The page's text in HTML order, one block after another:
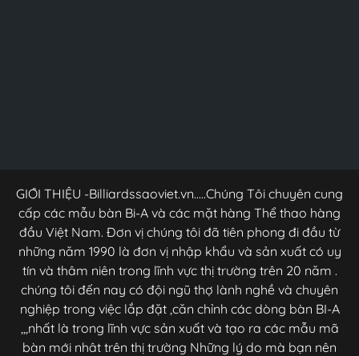
GIỚI THIỆU -Billiardssaoviet.vn.....Chúng Tôi chuyên cung
cấp các mẫu bàn Bi-A và các mặt hàng Thể thao hàng
đầu Việt Nam. Đơn vị chúng tôi đã tiên phong đi đầu từ
những năm 1990 là đơn vị nhập khẩu và sản xuất có uy
tín và thâm niên trong lĩnh vực thị trường trên 20 năm .
chúng tôi đến nay có đội ngũ thợ lành nghề và chuyên
nghiệp trong việc lắp đặt ,căn chỉnh các dòng bàn BI-A
,,,nhất là trong lĩnh vực sản xuất và tạo ra các mẫu mã
bàn mới nhât trên thị trường Những lý do mà bạn nên